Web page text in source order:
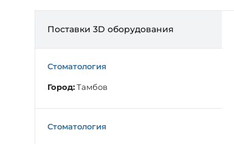
Поставки 3D оборудования
Стоматология
Город:Тамбов
Стоматология